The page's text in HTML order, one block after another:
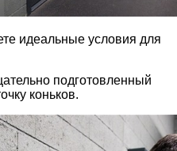
идеальные условия для
подготовленный
коньков.